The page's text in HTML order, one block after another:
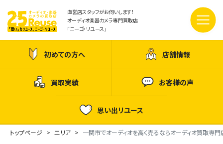
直営店スタッフがお伺いします！
オーディオ楽器カメラ専門買取店
「ニーゴ・リユース」
初めての方へ 店舗情報
買取実績 お客様の声
思い出リユース
トップページ エリア 一関市でオーディオを高く売るならオーディオ買取専門